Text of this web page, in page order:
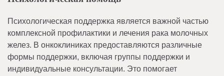
Психологическая поддержка является важной частью
комплексной профилактики и лечения рака молочных
желез. В онкоклиниках предоставляются различные
формы поддержки, включая группы поддержки и
индивидуальные консультации. Это помогает